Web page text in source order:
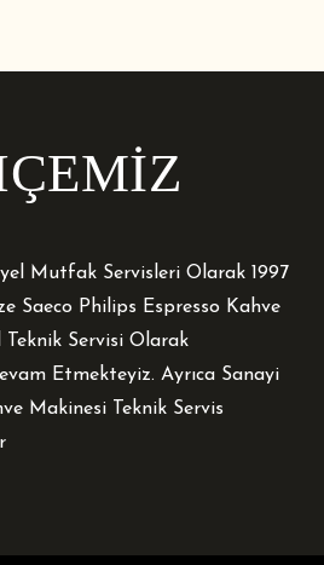
Mutfak Servisleri Olarak 1997
Saeco Philips Espresso Kahve
Servisi Olarak
Etmekteyiz. Ayrıca Sanayi
Makinesi Teknik Servis